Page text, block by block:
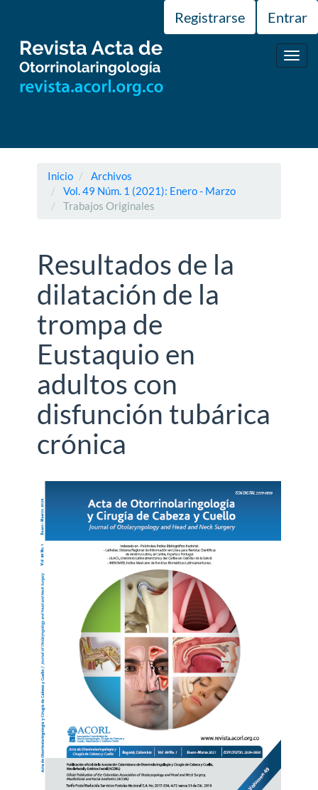
principal
Barra
lateral
Registrarse Entrar
Inicio
Archivos
Vol. 49 Núm. 1 (2021): Enero - Marzo
Trabajos Originales
Resultados de la
dilatación de la
trompa de
Eustaquio en
adultos con
disfunción tubárica
crónica
Barra
lateral
del
artículo